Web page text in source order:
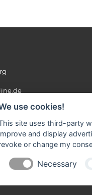
online.de
use cookies!
site uses third-party
and display
or change my
Necessary